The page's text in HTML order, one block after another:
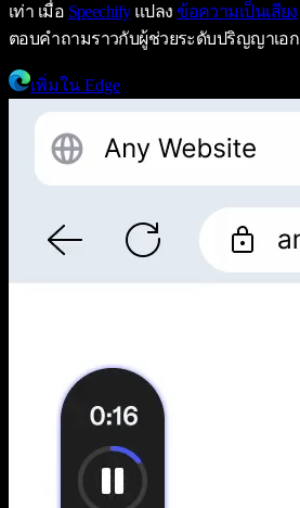
เท่า เมื่อ Speechifyแปลงข้อความเป็นเสียง
ตอบคำถามราวกับผู้ช่วยระดับปริญญาเอก
เพิ่มใน Edge